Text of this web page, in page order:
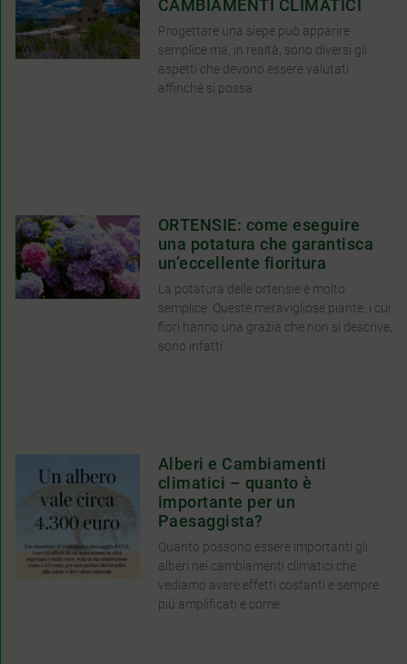
CAMBIAMENTI CLIMATICI
Progettare una siepe può apparire
semplice ma, in realtà, sono diversi gli
aspetti che devono essere valutati
affinché si possa
ORTENSIE: come eseguire
una potatura che garantisca
un’eccellente fioritura
La potatura delle ortensie è molto
semplice. Queste meravigliose piante, i cui
fiori hanno una grazia che non si descrive,
sono infatti
Alberi e Cambiamenti
climatici – quanto è
importante per un
Paesaggista?
Quanto possono essere importanti gli
alberi nei cambiamenti climatici che
vediamo avere effetti costanti e sempre
più amplificati e come